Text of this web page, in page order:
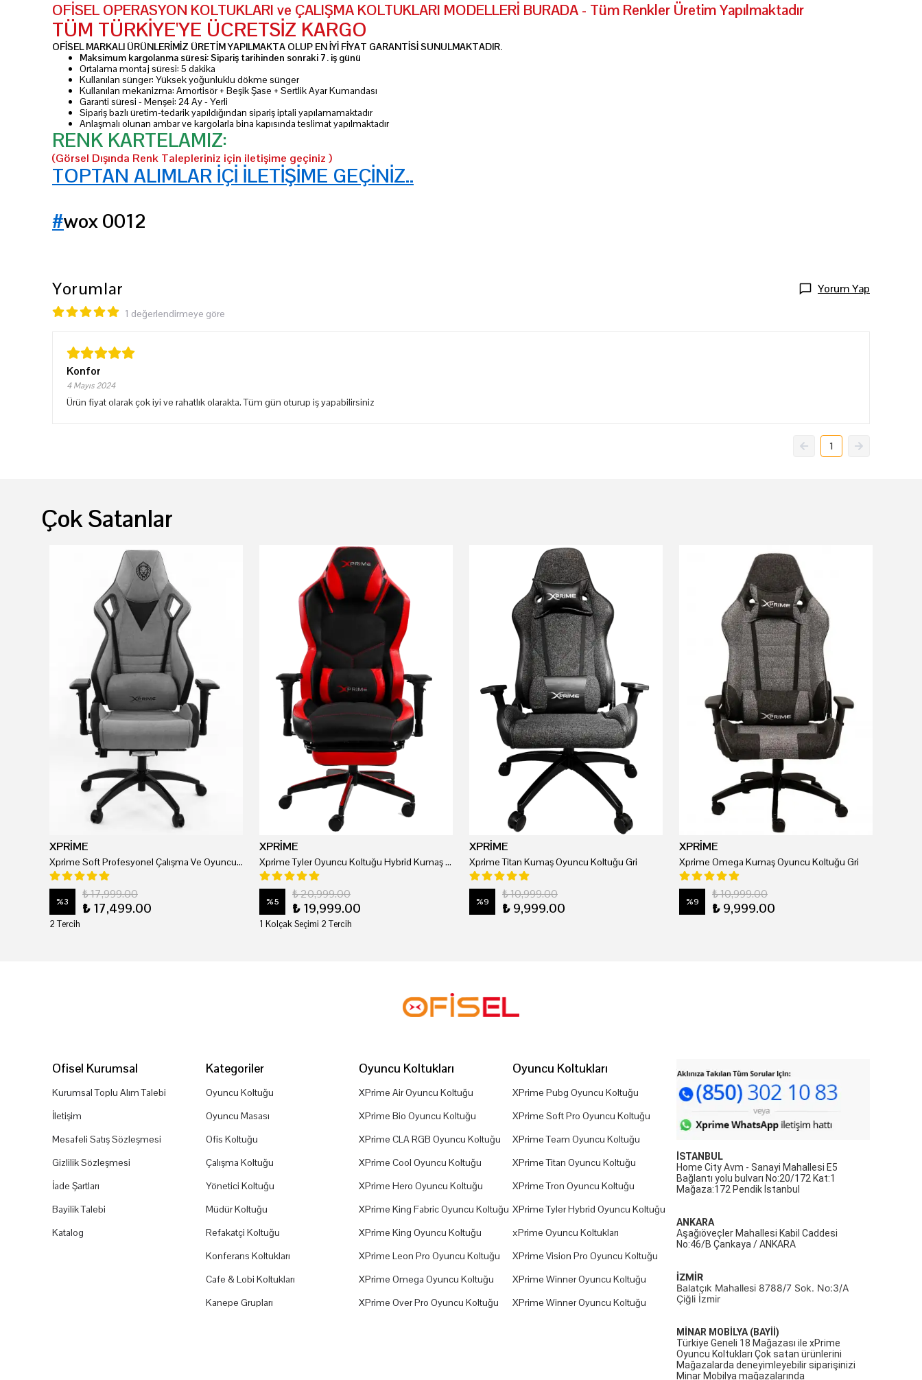
OFİSEL OPERASYON KOLTUKLARI ve ÇALIŞMA KOLTUKLARI MODELLERİ BURADA - Tüm Renkler Üretim Yapılmaktadır
TÜM TÜRKİYE'YE ÜCRETSİZ KARGO
OFİSEL MARKALI ÜRÜNLERİMİZ ÜRETİM YAPILMAKTA OLUP EN İYİ FİYAT GARANTİSİ SUNULMAKTADIR.
Maksimum kargolanma süresi: Sipariş tarihinden sonraki 7. iş günü
Ortalama montaj süresi: 5 dakika
Kullanılan sünger: Yüksek yoğunluklu dökme sünger
Kullanılan mekanizma: Amortisör + Beşik Şase + Sertlik Ayar Kumandası
Garanti süresi - Menşei: 24 Ay - Yerli
Sipariş bazlı üretim-tedarik yapıldığından sipariş iptali yapılamamaktadır
Anlaşmalı olunan ambar ve kargolarla bina kapısında teslimat yapılmaktadır
RENK KARTELAMIZ:
(Görsel Dışında Renk Talepleriniz için iletişime geçiniz )
TOPTAN ALIMLAR İÇİ İLETİŞİME GEÇİNİZ..
#wox 0012
Yorumlar Yorum Yap
1 değerlendirmeye göre
Konfor
4 Mayıs 2024
Ürün fiyat olarak çok iyi ve rahatlık olarakta. Tüm gün oturup iş yapabilirsiniz
1
Çok Satanlar
XPRİME
Xprime Soft Profesyonel Çalışma Ve Oyuncu Koltuğu
%3
₺ 17,999.00
₺ 17,499.00
2 Tercih
XPRİME
Xprime Tyler Oyuncu Koltuğu Hybrid Kumaş Kırmızı
%5
₺ 20,999.00
₺ 19,999.00
1 Kolçak Seçimi 2 Tercih
XPRİME
Xprime Titan Kumaş Oyuncu Koltuğu Gri
%9
₺ 10,999.00
₺ 9,999.00
XPRİME
Xprime Omega Kumaş Oyuncu Koltuğu Gri
%9
₺ 10,999.00
₺ 9,999.00
Ofisel Kurumsal
Kurumsal Toplu Alım Talebi
İletişim
Mesafeli Satış Sözleşmesi
Gizlilik Sözleşmesi
İade Şartları
Bayilik Talebi
Katalog
Kategoriler
Oyuncu Koltuğu
Oyuncu Masası
Ofis Koltuğu
Çalışma Koltuğu
Yönetici Koltuğu
Müdür Koltuğu
Refakatçi Koltuğu
Konferans Koltukları
Cafe & Lobi Koltukları
Kanepe Grupları
Oyuncu Koltukları
XPrime Air Oyuncu Koltuğu
XPrime Bio Oyuncu Koltuğu
XPrime CLA RGB Oyuncu Koltuğu
XPrime Cool Oyuncu Koltuğu
XPrime Hero Oyuncu Koltuğu
XPrime King Fabric Oyuncu Koltuğu
XPrime King Oyuncu Koltuğu
XPrime Leon Pro Oyuncu Koltuğu
XPrime Omega Oyuncu Koltuğu
XPrime Over Pro Oyuncu Koltuğu
Oyuncu Koltukları
XPrime Pubg Oyuncu Koltuğu
XPrime Soft Pro Oyuncu Koltuğu
XPrime Team Oyuncu Koltuğu
XPrime Titan Oyuncu Koltuğu
XPrime Tron Oyuncu Koltuğu
XPrime Tyler Hybrid Oyuncu Koltuğu
xPrime Oyuncu Koltukları
XPrime Vision Pro Oyuncu Koltuğu
XPrime Winner Oyuncu Koltuğu
XPrime Winner Oyuncu Koltuğu
İSTANBUL
Home City Avm - Sanayi Mahallesi E5
Bağlantı yolu bulvarı No:20/172 Kat:1
Mağaza:172 Pendik İstanbul
ANKARA
Aşağıöveçler Mahallesi Kabil Caddesi
No:46/B Çankaya / ANKARA
İZMİR
Balatçık Mahallesi 8788/7 Sok. No:3/A
Çiğli İzmir
MİNAR MOBİLYA (BAYİİ)
Türkiye Geneli 18 Mağazası ile xPrime
Oyuncu Koltukları Çok satan ürünlerini
Mağazalarda deneyimleyebilir siparişinizi
Minar Mobilya mağazalarında